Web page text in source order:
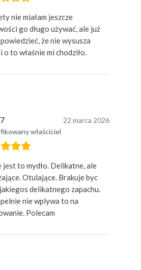
nie miałam jeszcze
go długo używać, ale już
że nie wysusza
o to właśnie mi chodziło.
właściciel
22 marca 2026
jest to mydło. Delikatne, ale
Otulające. Brakuje byc
delikatnego zapachu.
nie wplywa to na
Polecam